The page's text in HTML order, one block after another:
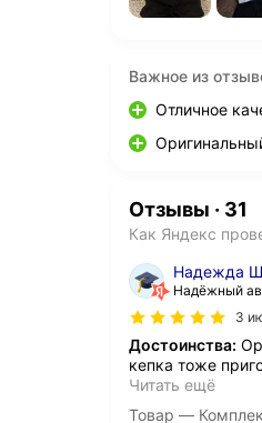
Важное из
Отличное
Отзывы · 31
Как Яндекс
Надежда
Надёжный
3
Достоинства:
кепка тоже
Читать ещё
Товар —